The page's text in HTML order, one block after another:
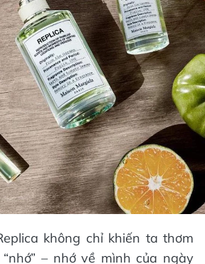
không chỉ khiến ta thơm
– nhớ về mình của ngày